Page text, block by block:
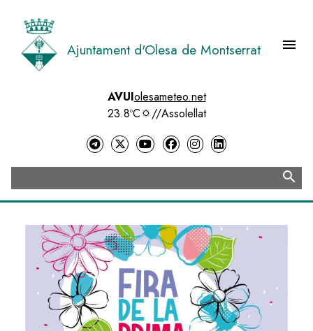
contingut
Ajuntament d'Olesa de Montserrat menu
AVUIolesameteo.net
23.8ºC
//Assolellat
search
Image